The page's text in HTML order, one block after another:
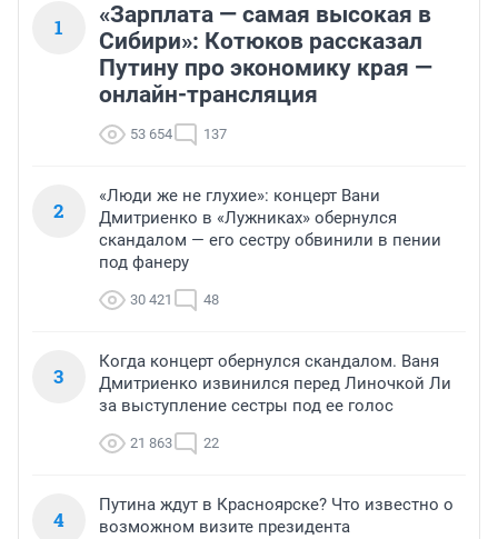
1
«Зарплата — самая высокая в
Сибири»: Котюков рассказал
Путину про экономику края —
онлайн-трансляция
53 654 137
2
«Люди же не глухие»: концерт Вани
Дмитриенко в «Лужниках» обернулся
скандалом — его сестру обвинили в пении
под фанеру
30 421 48
3
Когда концерт обернулся скандалом. Ваня
Дмитриенко извинился перед Линочкой Ли
за выступление сестры под ее голос
21 863 22
4
Путина ждут в Красноярске? Что известно о
возможном визите президента